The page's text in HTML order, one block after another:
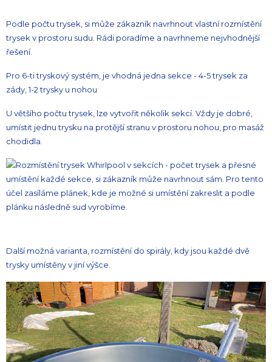
Podle počtu trysek, si může zákazník navrhnout vlastní rozmístění
trysek v prostoru sudu. Rádi poradíme a navrhneme nejvhodnější
řešení.
Pro 6-ti tryskový systém, je vhodná jedna sekce - 4-5 trysek za
zády, 1-2 trysky u nohou
U většího počtu trysek, lze vytvořit několik sekcí. Vždy je dobré,
umístit jednu trysku na protější stranu v prostoru nohou, pro masáž
chodidla.
Další možná varianta, rozmístění do spirály, kdy jsou každé dvě
trysky umístěny v jiní výšce.